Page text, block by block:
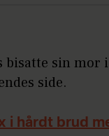
bisatte sin mor
side.
i hårdt brud